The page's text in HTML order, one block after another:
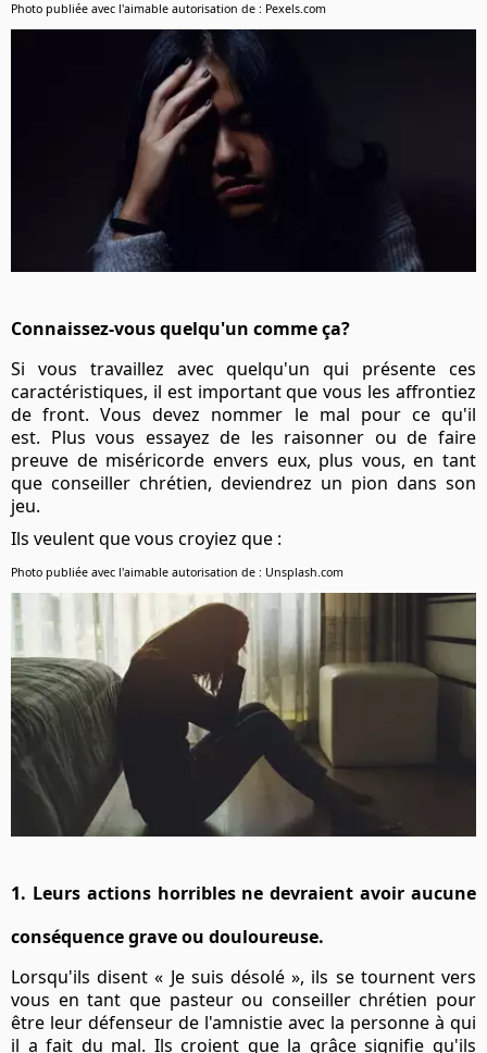
Photo publiée avec l'aimable autorisation de : Pexels.com
Connaissez-vous quelqu'un comme ça?
Si vous travaillez avec quelqu'un qui présente ces
caractéristiques, il est important que vous les affrontiez
de front. Vous devez nommer le mal pour ce qu'il
est. Plus vous essayez de les raisonner ou de faire
preuve de miséricorde envers eux, plus vous, en tant
que conseiller chrétien, deviendrez un pion dans son
jeu.
Ils veulent que vous croyiez que :
Photo publiée avec l'aimable autorisation de : Unsplash.com
1. Leurs actions horribles ne devraient avoir aucune
conséquence grave ou douloureuse.
Lorsqu'ils disent « Je suis désolé », ils se tournent vers
vous en tant que pasteur ou conseiller chrétien pour
être leur défenseur de l'amnistie avec la personne à qui
il a fait du mal. Ils croient que la grâce signifie qu'ils